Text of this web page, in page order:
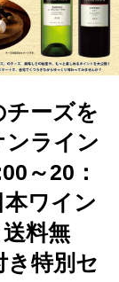
チーズを
ンライン
～20：
ワイン
料無
き特別セ